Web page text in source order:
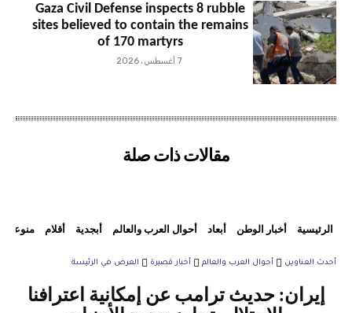
Gaza Civil Defense inspects 8 rubble
sites believed to contain the remains
of 170 martyrs
7 أغسطس، 2026
مقالات ذات صلة